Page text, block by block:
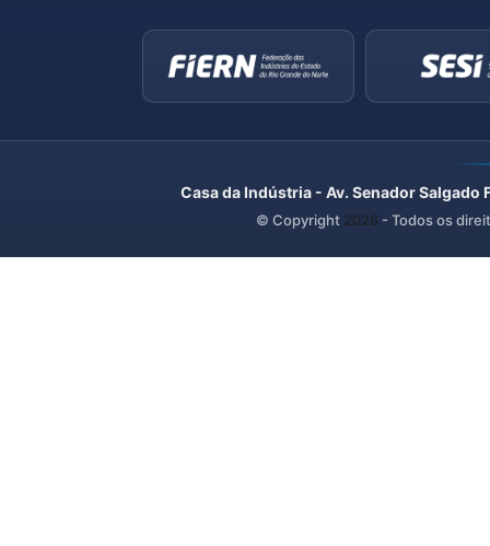
Casa da Indústria - Av. Senador
© Copyright 2026 - Todos os